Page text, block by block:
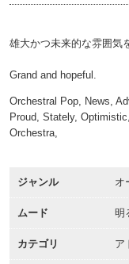
雄大かつ未来的な雰囲気
Grand and hopeful.
Orchestral Pop, News,
Proud, Stately,
Orchestra,
ジャンル オ
ムード 明
カテゴリ ア